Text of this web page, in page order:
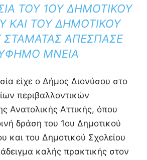
ΤΟΥ 1ΟΥ ΔΗΜΟΤΙΚΟΎ
ΚΑΙ ΤΟΥ ΔΗΜΟΤΙΚΟΎ
ΣΤΑΜΆΤΑΣ ΑΠΈΣΠΑΣΕ
ΜΝΕΊΑ
είχε ο Δήμος Διονύσου στο
περιβαλλοντικών
Ανατολικής Αττικής, όπου
δράση του 1ου Δημοτικού
και του Δημοτικού Σχολείου
καλής πρακτικής στον